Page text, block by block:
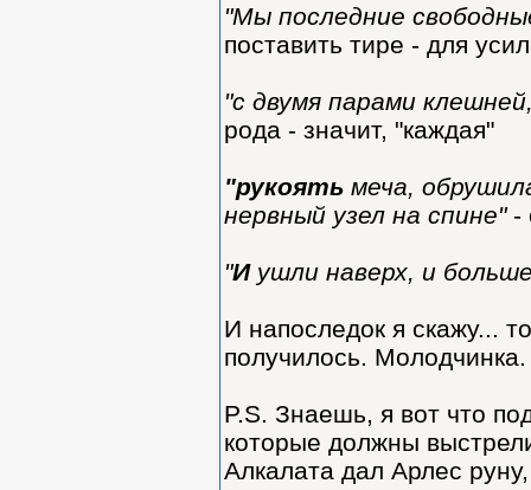
"Мы последние
поставить тире - для
"с двумя парами
рода - значит, "каждая"
"рукоять меча,
нервный узел на спине"-
"Иушли наверх, и
И напоследок я скажу...
получилось. Молодчинка.
P.S. Знаешь, я вот что
которые должны
Алкалата дал Арлес